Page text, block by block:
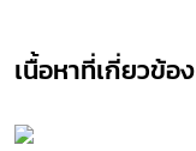
เนื้อหาที่เกี่ยวข้อง